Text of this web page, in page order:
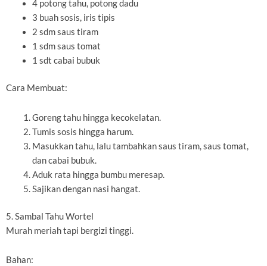
4 potong tahu, potong dadu
3 buah sosis, iris tipis
2 sdm saus tiram
1 sdm saus tomat
1 sdt cabai bubuk
Cara Membuat:
Goreng tahu hingga kecokelatan.
Tumis sosis hingga harum.
Masukkan tahu, lalu tambahkan saus tiram, saus tomat,
dan cabai bubuk.
Aduk rata hingga bumbu meresap.
Sajikan dengan nasi hangat.
5. Sambal Tahu Wortel
Murah meriah tapi bergizi tinggi.
Bahan: